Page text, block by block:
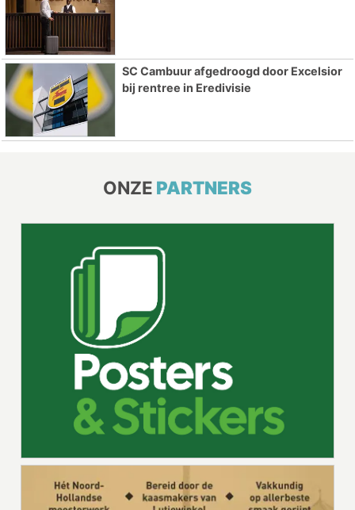
SC Cambuur afgedroogd door Excelsior
bij rentree in Eredivisie
ONZE PARTNERS